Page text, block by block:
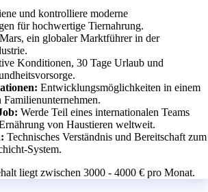
und kontrolliere moderne
für hochwertige Tiernahrung.
Mars, ein globaler Marktführer in der
Konditionen, 30 Tage Urlaub und
Entwicklungsmöglichkeiten in einem
Familienunternehmen.
Werde Teil eines internationalen Teams
von Haustieren weltweit.
Technisches Verständnis und Bereitschaft zum
System.
liegt zwischen 3000 - 4000 € pro Monat.